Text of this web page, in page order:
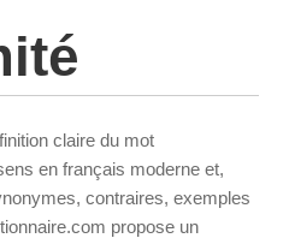
claire du mot
en français moderne et,
contraires, exemples
propose un